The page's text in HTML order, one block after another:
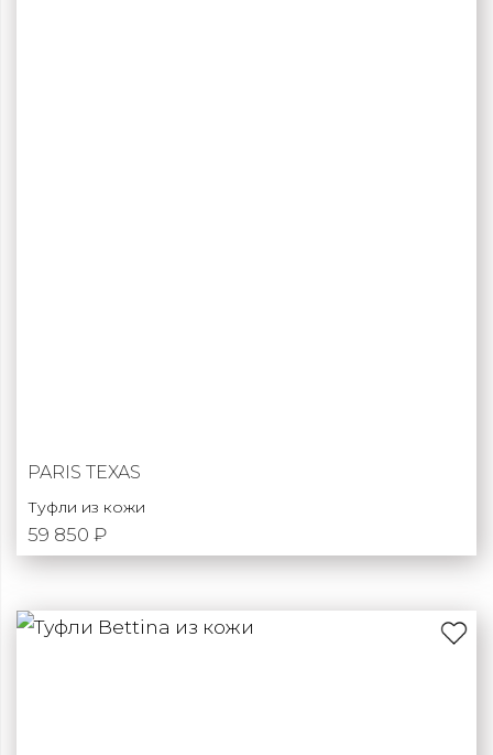
PARIS TEXAS
Туфли из кожи
59 850 ₽